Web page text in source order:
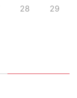
28 29